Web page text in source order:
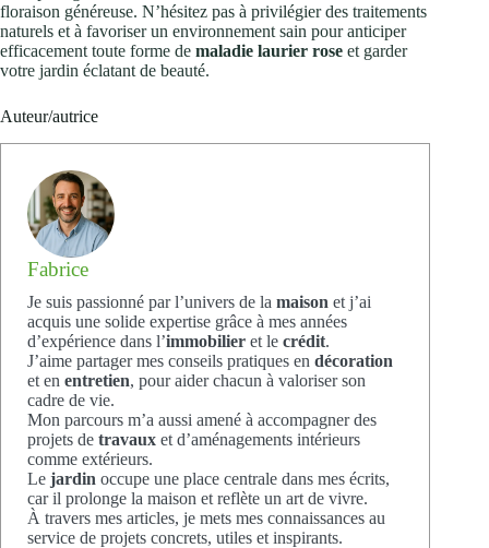
floraison généreuse. N’hésitez pas à privilégier des traitements
naturels et à favoriser un environnement sain pour anticiper
efficacement toute forme de maladie laurier rose et garder
votre jardin éclatant de beauté.
Auteur/autrice
Fabrice
Je suis passionné par l’univers de la maison et j’ai
acquis une solide expertise grâce à mes années
d’expérience dans l’immobilier et le crédit.
J’aime partager mes conseils pratiques en décoration
et en entretien, pour aider chacun à valoriser son
cadre de vie.
Mon parcours m’a aussi amené à accompagner des
projets de travaux et d’aménagements intérieurs
comme extérieurs.
Le jardin occupe une place centrale dans mes écrits,
car il prolonge la maison et reflète un art de vivre.
À travers mes articles, je mets mes connaissances au
service de projets concrets, utiles et inspirants.